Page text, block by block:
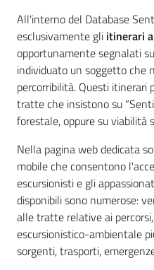
su
Ambiente
Argomenti
Novità
All'interno del Database
esclusivamente gli itinerari
opportunamente segnalati
individuato un soggetto che
percorribilità. Questi itinerari
tratte che insistono su
forestale, oppure su viabilità
Nella pagina web dedicata
mobile che consentono
escursionisti e gli
disponibili sono numerose:
alle tratte relative ai
escursionistico-ambientale
sorgenti, trasporti,